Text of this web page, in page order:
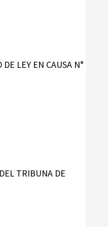
LEY EN CAUSA N°
TRIBUNA DE